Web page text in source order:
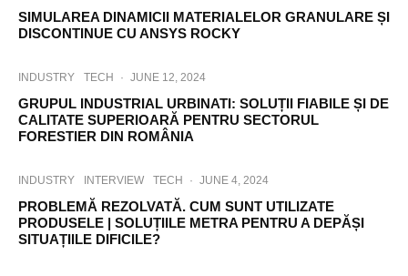
SIMULAREA DINAMICII MATERIALELOR GRANULARE ȘI
DISCONTINUE CU ANSYS ROCKY
INDUSTRY TECH · JUNE 12, 2024
GRUPUL INDUSTRIAL URBINATI: SOLUȚII FIABILE ȘI DE
CALITATE SUPERIOARĂ PENTRU SECTORUL
FORESTIER DIN ROMÂNIA
INDUSTRY INTERVIEW TECH · JUNE 4, 2024
PROBLEMĂ REZOLVATĂ. CUM SUNT UTILIZATE
PRODUSELE | SOLUȚIILE METRA PENTRU A DEPĂȘI
SITUAȚIILE DIFICILE?